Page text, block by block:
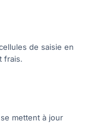
de saisie en
frais.
mettent à jour